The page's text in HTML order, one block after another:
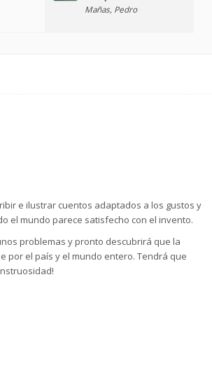
Mañas, Pedro
e ilustrar cuentos adaptados a los gustos y
el mundo parece satisfecho con el invento.
problemas y pronto descubrirá que la
por el país y el mundo entero. Tendrá que